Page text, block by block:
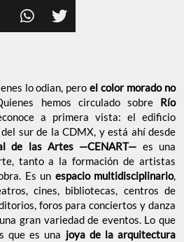
lo odian, peroel color morado no
hemos circulado sobre Río
a primera vista: el edificio
sur de la CDMX, y está ahí desde
de las Artes —CENART— es una
tanto a la formación de artistas
Es un espacio multidisciplinario,
cines, bibliotecas, centros de
foros para conciertos y danza
gran variedad de eventos. Lo que
que es una joya de la arquitectura